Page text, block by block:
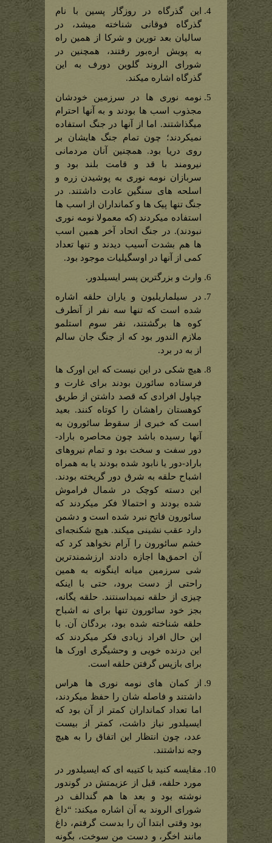
این گذرگاه در روزگار پسین با نام
گذرگاه فوقانی شناخته میشد، در
سالیان بعد تورین و شرکا از همین راه
به پویش اره‌بور رفتند، همچنین در
شورای الروند گلوین دورف به این
گذرگاه اشاره میکند.
نومه نوری ها در سرزمین خودشان
مجذوب اسب ها بودند و به آنها احترام
میگذاشتند. اما از آنها در جنگ استفاده
نمیکردند؛ چون تمام جنگ هایشان بر
روی دریا بود. همچنین آنان مردمانی
نیرومند با قد و قامت بلند بود و
سربازان نومه نوری به پوشیدن زره و
اسلحه های سنگین عادت داشتند. در
جنگ تنها پیک ها و کمانداران از اسب ها
استفاده میکردند (که معمولا نومه نوری
نبودند). در جنگ اتحاد آخر همین اسب
ها هم بشدت آسیب دیدند و تنها تعداد
کمی از آنها در اوسگیلیات موجود بود.
وارث و بزرگترین پسر ایسیلدور.
در سیلماریلیون و یاران حلقه اشاره
شده است که تنها سه نفر از آنطرف
کوه ها برگشتند، نفر سوم استلمو
ملازم الندور بود که از جنگ جان سالم
از به در برد.
هیچ شکی در این نیست که این اورک ها
فرستاده سائورن بودند برای غارت و
چپاول افرادی که قصد داشتن از طریق
کوهستان راهشان را کوتاه کنند. بعید
است که خبری از سقوط سائورون به
آنها رسیده باشد چون محاصره باراد-
دور سفت و سخت بود و تمام نیروهای
باراد-دور یا نابود شده بودند یا به همراه
اشباح حلقه به شرق دور گریخته بودند.
این دسته کوچک در شمال فراموش
شده بودند و احتمالا فکر میکردند که
سائورون فاتح نبرد شده است و دشمن
دارد عقب نشینی میکند. هیچ شکنجه‌ای
خشم سائورون را آرام نخواهد کرد که
آن احمق‌ها اجازه دادند ارزشمندترین
شی سرزمین میانه اینگونه به همین
راحتی از دست برود، حتی با اینکه
چیزی از حلقه نمیداسنتند. حلقه یگانه،
بجز خود سائورون تنها برای نه اشباح
حلقه شناخته شده بود، بردگان آن. با
این حال افراد زیادی فکر میکردند که
این درنده خویی و وحشیگری اورک ها
برای بازپس گرفتن حلقه است.
از کمان های نومه نوری ها هراس
داشتند و فاصله شان را حفظ میکردند،
اما تعداد کمانداران کمتر از آن بود که
ایسیلدور نیاز داشت، کمتر از بیست
عدد، چون انتظار این اتفاق را به هیچ
وجه نداشتند.
مقایسه کنید با کتیبه ای که ایسیلدور در
مورد حلقه، قبل از عزیمتش در گوندور
نوشته بود و بعد ها هم گندالف در
شورای الروند به آن اشاره میکند: “داغ
بود وقتی ابتدا آن را بدست گرفتم، داغ
مانند اخگر، و دست من سوخت، بگونه